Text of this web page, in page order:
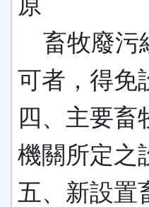
原
畜牧廢污
可者，得免
四、主要畜
機關所定之
五、新設置